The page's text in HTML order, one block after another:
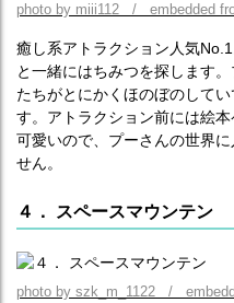
photo by miii112 / embedded
癒し系アトラクション人気
と一緒にはちみつを探します
たちがとにかくほのぼのして
す。アトラクション前には絵
可愛いので、プーさんの世界
せん。
４． スペースマウンテン
photo by szk_m_1122 /